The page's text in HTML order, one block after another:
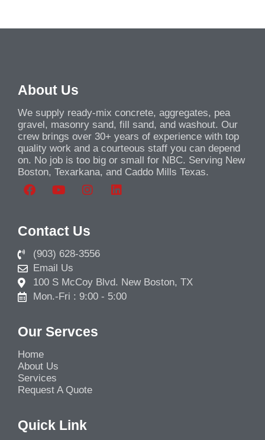
About Us
We supply ready-mix concrete, aggregates, pea
gravel, masonry sand, fill sand, and washout. Our
crew brings over 30+ years of experience with top
quality work and a courteous staff you can depend
on. No job is too big or small for NBC. Serving New
Boston, Texarkana, and Caddo Mills Texas.
Contact Us
(903) 628-3556
Email Us
100 S McCoy Blvd. New Boston, TX
Mon.-Fri : 9:00 - 5:00
Our Servces
Home
About Us
Services
Request A Quote
Quick Link